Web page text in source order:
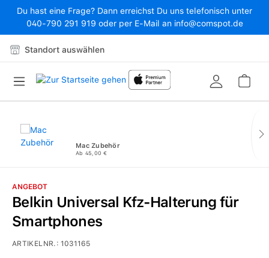
Zum Hauptinhalt springen
Du hast eine Frage? Dann erreichst Du uns telefonisch unter
040-790 291 919 oder per E-Mail an info@comspot.de
Standort auswählen
Mac Zubehör
Ab 45,00 €
ANGEBOT
Belkin Universal Kfz-Halterung für
Smartphones
ARTIKELNR.:1031165